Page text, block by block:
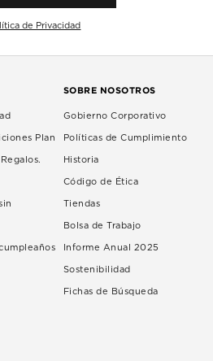
de Privacidad
Plan
SOBRE NOSOTROS
Gobierno Corporativo
Políticas de Cumplimiento
Historia
Código de Ética
Tiendas
Bolsa de Trabajo
Informe Anual 2025
Sostenibilidad
Fichas de Búsqueda